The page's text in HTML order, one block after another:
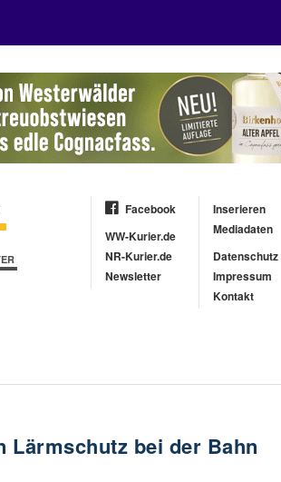
Facebook
WW-Kurier.de
NR-Kurier.de
Newsletter
Inserieren
Mediadaten
Datenschutz
Impressum
Kontakt
Lärmschutz bei der Bahn